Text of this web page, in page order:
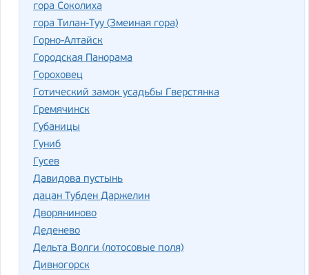
гора Соколиха
гора Тилан-Туу (Змеиная гора)
Горно-Алтайск
Городская Панорама
Гороховец
Готический замок усадьбы Гверстянка
Гремячинск
Губаницы
Гуниб
Гусев
Давидова пустынь
дацан Тубден Даржелин
Дворяниново
Деденево
Дельта Волги (лотосовые поля)
Дивногорск